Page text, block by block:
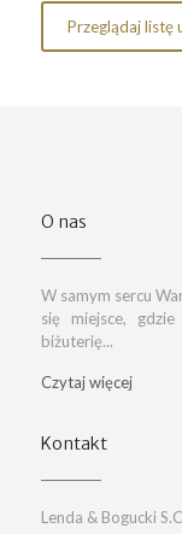
Przeglądaj listę
O nas
W samym sercu
się miejsce,
biżuterię...
Czytaj więcej
Kontakt
Lenda & Bogucki